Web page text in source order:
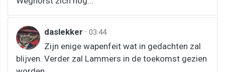
daslekker · 03:44
Zijn enige wapenfeit wat in gedachten zal
blijven. Verder zal Lammers in de toekomst gezien